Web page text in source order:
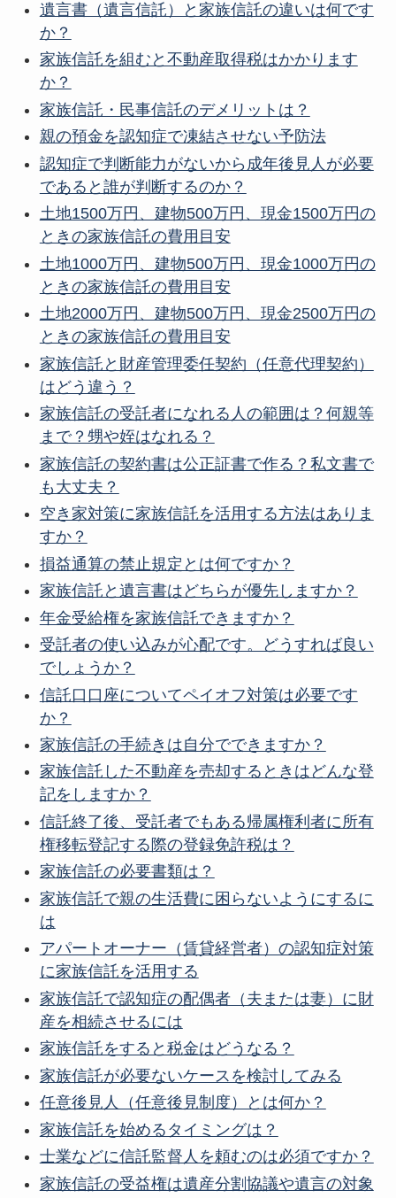
遺言書（遺言信託）と家族信託の違いは何です
か？
家族信託を組むと不動産取得税はかかります
か？
家族信託・民事信託のデメリットは？
親の預金を認知症で凍結させない予防法
認知症で判断能力がないから成年後見人が必要
であると誰が判断するのか？
土地1500万円、建物500万円、現金1500万円の
ときの家族信託の費用目安
土地1000万円、建物500万円、現金1000万円の
ときの家族信託の費用目安
土地2000万円、建物500万円、現金2500万円の
ときの家族信託の費用目安
家族信託と財産管理委任契約（任意代理契約）
はどう違う？
家族信託の受託者になれる人の範囲は？何親等
まで？甥や姪はなれる？
家族信託の契約書は公正証書で作る？私文書で
も大丈夫？
空き家対策に家族信託を活用する方法はありま
すか？
損益通算の禁止規定とは何ですか？
家族信託と遺言書はどちらが優先しますか？
年金受給権を家族信託できますか？
受託者の使い込みが心配です。どうすれば良い
でしょうか？
信託口口座についてペイオフ対策は必要です
か？
家族信託の手続きは自分でできますか？
家族信託した不動産を売却するときはどんな登
記をしますか？
信託終了後、受託者でもある帰属権利者に所有
権移転登記する際の登録免許税は？
家族信託の必要書類は？
家族信託で親の生活費に困らないようにするに
は
アパートオーナー（賃貸経営者）の認知症対策
に家族信託を活用する
家族信託で認知症の配偶者（夫または妻）に財
産を相続させるには
家族信託をすると税金はどうなる？
家族信託が必要ないケースを検討してみる
任意後見人（任意後見制度）とは何か？
家族信託を始めるタイミングは？
士業などに信託監督人を頼むのは必須ですか？
家族信託の受益権は遺産分割協議や遺言の対象